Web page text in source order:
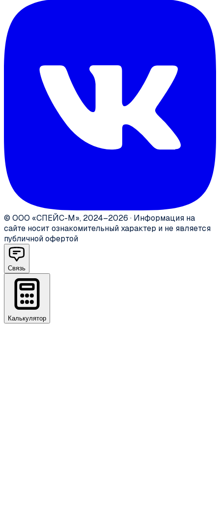
© ООО «СПЕЙС-М», 2024–2026 · Информация на
сайте носит ознакомительный характер и не является
публичной офертой
Связь
Калькулятор